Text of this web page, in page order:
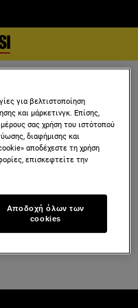
για βελτιστοποίηση
και μάρκετινγκ. Επίσης,
σας χρήση του ιστότοπού
διαφήμισης και
αποδέχεστε τη χρήση
επισκεφτείτε την
Αποδοχή όλων των
cookies